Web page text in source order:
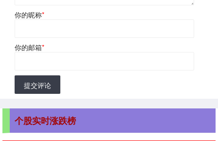
你的昵称*
你的邮箱*
提交评论
个股实时涨跌榜